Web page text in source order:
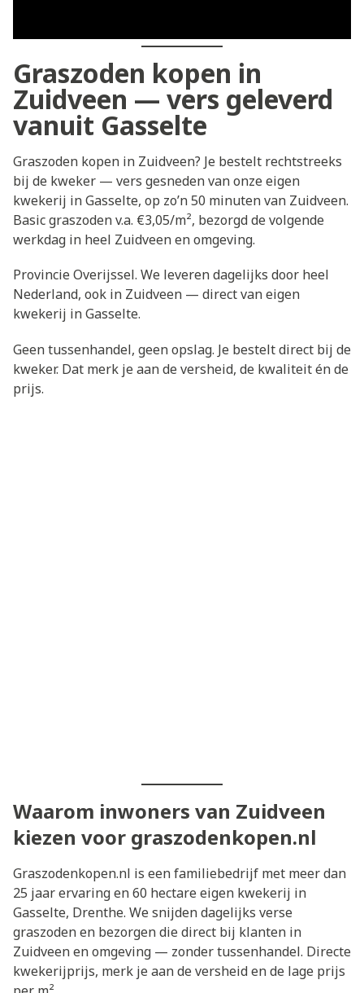
Graszoden kopen in
Zuidveen — vers geleverd
vanuit Gasselte
Graszoden kopen in Zuidveen? Je bestelt rechtstreeks
bij de kweker — vers gesneden van onze eigen
kwekerij in Gasselte, op zo’n 50 minuten van Zuidveen.
Basic graszoden v.a. €3,05/m², bezorgd de volgende
werkdag in heel Zuidveen en omgeving.
Provincie Overijssel. We leveren dagelijks door heel
Nederland, ook in Zuidveen — direct van eigen
kwekerij in Gasselte.
Geen tussenhandel, geen opslag. Je bestelt direct bij de
kweker. Dat merk je aan de versheid, de kwaliteit én de
prijs.
Waarom inwoners van Zuidveen
kiezen voor graszodenkopen.nl
Graszodenkopen.nl is een familiebedrijf met meer dan
25 jaar ervaring en 60 hectare eigen kwekerij in
Gasselte, Drenthe. We snijden dagelijks verse
graszoden en bezorgen die direct bij klanten in
Zuidveen en omgeving — zonder tussenhandel. Directe
kwekerijprijs, merk je aan de versheid en de lage prijs